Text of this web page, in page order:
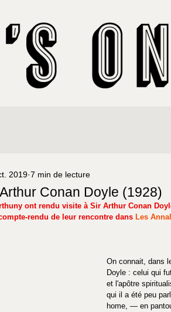
Conan Doyle (1928)
2019 7 min de lecture
ont rendu visite à Sir Arthur Conan
rendu de leur rencontre dans Les
On connait, dans
Doyle : celui qui
et l'apôtre
qui il a été peu
home, — en